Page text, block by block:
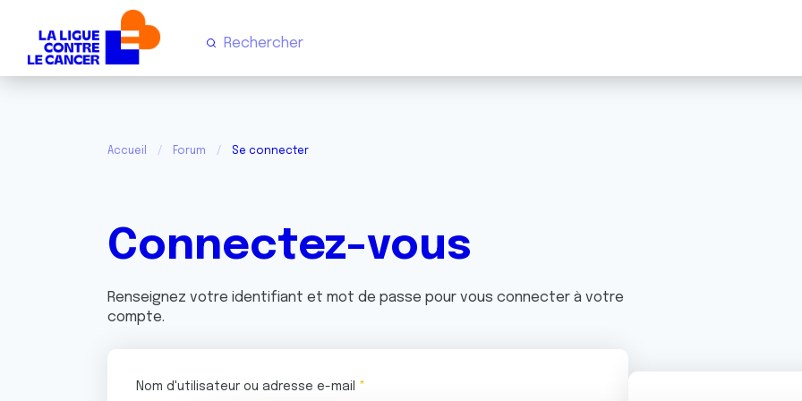
Accueil Forum Se connecter
Connectez-vous
Renseignez votre identifiant et mot de passe pour vous connecter à votre
compte.
Nom d'utilisateur ou adresse e-mail